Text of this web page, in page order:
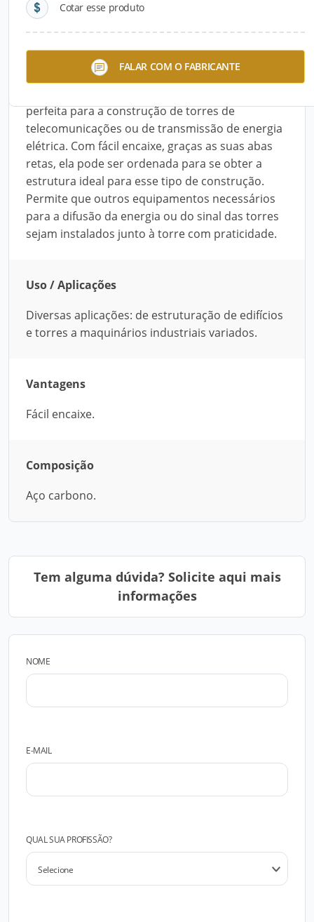
Cotar esse produto
FALAR COM O FABRICANTE
Descrição do Produto
A Cantoneira de Aço Carbono pode ser usada em
diversas aplicações (de estruturação de edifícios
perfeita para a construção de torres de
telecomunicações ou de transmissão de energia
elétrica. Com fácil encaixe, graças as suas abas
retas, ela pode ser ordenada para se obter a
estrutura ideal para esse tipo de construção.
Permite que outros equipamentos necessários
para a difusão da energia ou do sinal das torres
sejam instalados junto à torre com praticidade.
Uso / Aplicações
Diversas aplicações: de estruturação de edifícios
e torres a maquinários industriais variados.
Vantagens
Fácil encaixe.
Composição
Aço carbono.
Tem alguma dúvida? Solicite aqui mais
informações
NOME
E-MAIL
QUAL SUA PROFISSÃO?